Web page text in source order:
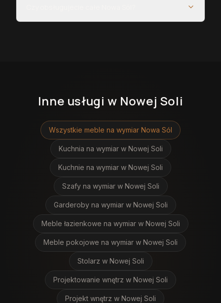
Inne usługi w Nowej Soli
Wszystkie meble na wymiar Nowa Sól
Kuchnia na wymiar w Nowej Soli
Kuchnie na wymiar w Nowej Soli
Szafy na wymiar w Nowej Soli
Garderoby na wymiar w Nowej Soli
Meble łazienkowe na wymiar w Nowej Soli
Meble pokojowe na wymiar w Nowej Soli
Stolarz w Nowej Soli
Projektowanie wnętrz w Nowej Soli
Projekt wnętrz w Nowej Soli